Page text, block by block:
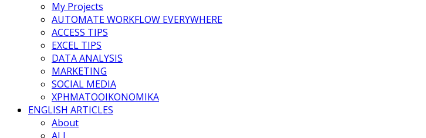
My Projects
AUTOMATE WORKFLOW EVERYWHERE
ACCESS TIPS
EXCEL TIPS
DATA ANALYSIS
MARKETING
SOCIAL MEDIA
ΧΡΗΜΑΤΟΟΙΚΟΝΟΜΙΚΑ
ENGLISH ARTICLES
About